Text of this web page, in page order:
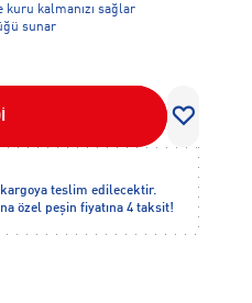
kuru kalmanızı sağlar
sunar
sağlar
sağlar
teslim edilecektir.
özel peşin fiyatına 4 taksit!